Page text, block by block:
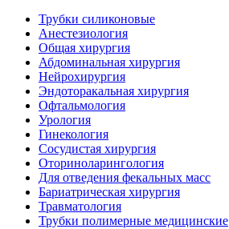
Трубки силиконовые
Анестезиология
Общая хирургия
Абдоминальная хирургия
Нейрохирургия
Эндоторакальная хирургия
Офтальмология
Урология
Гинекология
Сосудистая хирургия
Оториноларингология
Для отведения фекальных масс
Бариатрическая хирургия
Травматология
Трубки полимерные медицинские